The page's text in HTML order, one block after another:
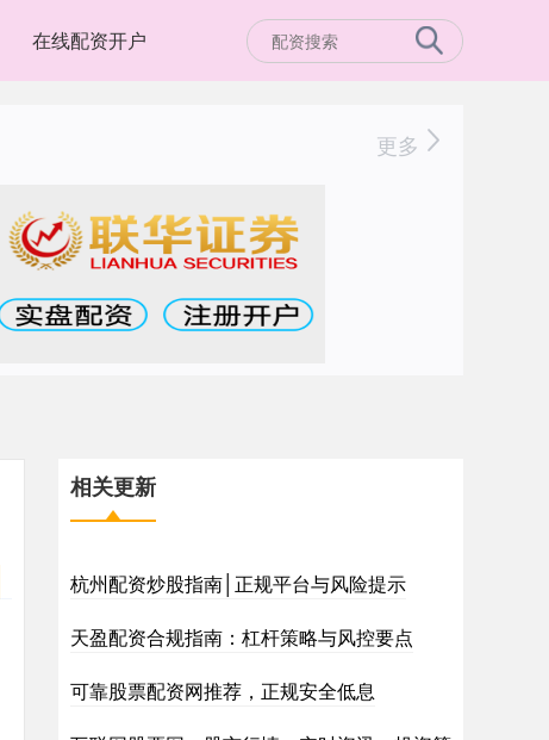
在线配资开户
更多
相关更新
杭州配资炒股指南│正规平台与风险提示
天盈配资合规指南：杠杆策略与风控要点
可靠股票配资网推荐，正规安全低息